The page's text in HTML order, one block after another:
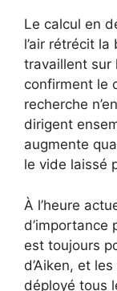
Le calcul en
l’air rétrécit
travaillent sur
confirment le
recherche
dirigent
augmente
le vide laissé
À l’heure
d’importance
est toujours
d’Aiken, et
déployé tous